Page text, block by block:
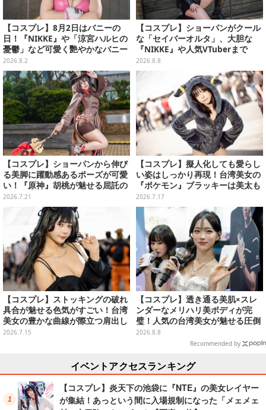
【コスプレ】8月2日はバニーの
日！『NIKKE』や「涼宮ハルヒの
憂鬱」など可愛く艷やかなバニー
ガールの美女レイヤーまとめ【写
真60枚】
2026.8.2
【コスプレ】ショーパンがクール
な「セイバーオルタ」、大胆な
『NIKKE』や人気VTuberまで
「アコスタ池袋」美女レイヤーま
とめ
2026.8.8
【コスプレ】ショーパンから伸び
る美脚に躍動感あるポーズが可愛
い！『原神』胡桃が魅せる屈託の
ない笑顔に癒される【写真9枚】
2026.7.21
【コスプレ】擬人化しても愛らし
い姿はしっかり再現！台湾美女の
『ポケモン』ブラッキーは美太も
も×ニーハイが織りなす絶対領域
で魅せる【写真8枚】
2026.7.17
【コスプレ】ストッキングの破れ
具合が魅せる色気がすごい！台湾
美女の豊かな曲線が際立つ肩出し
ファッションがセクシーだった
2026.7.15
【コスプレ】透き通る美肌×スレ
ンダーなメリハリ美ボディが完
璧！人気の台湾美女が魅せる圧倒
的オーラと華やかな笑顔が眩しい
2026.8.8
Recommended by
イベントアクセスランキング
【コスプレ】炎天下の池袋に『NTE』の美女レイヤー
が集結！あっという間に入場規制になった「メェメェ